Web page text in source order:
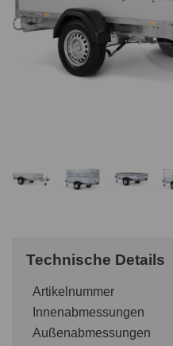
Technische Details
Artikelnummer
Innenabmessungen
Außenabmessungen